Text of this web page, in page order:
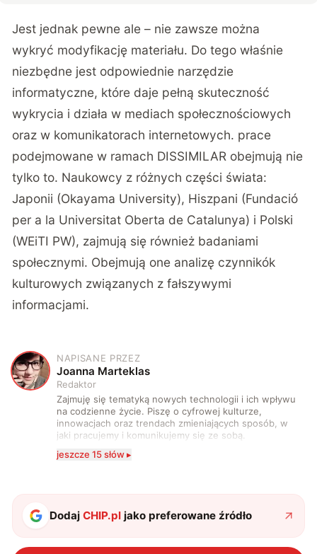
Jest jednak pewne ale – nie zawsze można
wykryć modyfikację materiału. Do tego właśnie
niezbędne jest odpowiednie narzędzie
informatyczne, które daje pełną skuteczność
wykrycia i działa w mediach społecznościowych
oraz w komunikatorach internetowych. prace
podejmowane w ramach DISSIMILAR obejmują nie
tylko to. Naukowcy z różnych części świata:
Japonii (Okayama University), Hiszpani (Fundació
per a la Universitat Oberta de Catalunya) i Polski
(WEiTI PW), zajmują się również badaniami
społecznymi. Obejmują one analizę czynnikók
kulturowych związanych z fałszywymi
informacjami.
J
NAPISANE PRZEZ
Joanna Marteklas
Redaktor
Zajmuję się tematyką nowych technologii i ich wpływu
na codzienne życie. Piszę o cyfrowej kulturze,
innowacjach oraz trendach zmieniających sposób, w
jaki pracujemy i komunikujemy się ze sobą.
Szczególnie interesuje mnie relacja między rozwojem
technologii a współczesną popkulturą. W wolnych
jeszcze 15 słów ▸
DodajCHIP.pl jako preferowane źródło